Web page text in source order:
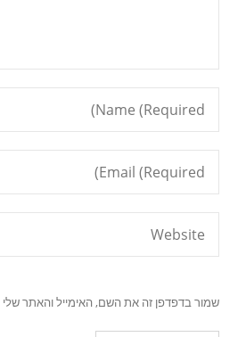
שמור בדפדפן זה את השם, האימייל והאתר